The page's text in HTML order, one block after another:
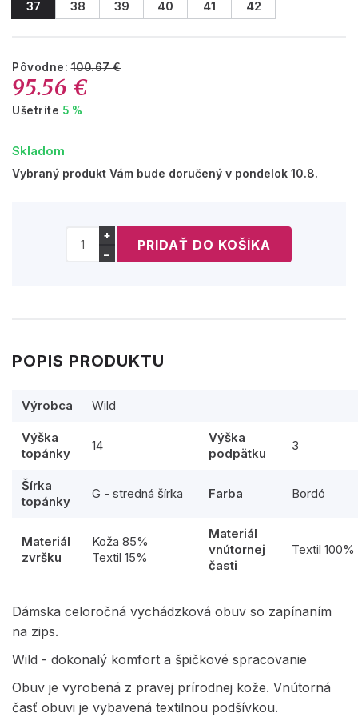
37 38 39 40 41 42
Pôvodne:100.67 €
95.56 €
Ušetríte 5 %
Skladom
Vybraný produkt Vám bude doručený v pondelok 10.8.
+
−
POPIS PRODUKTU
Výrobca Wild
Výška
topánky
14
Výška
podpätku
3
Šírka
topánky
G - stredná šírka Farba Bordó
Materiál
zvršku
Koža 85%
Textil 15%
Materiál
vnútornej
časti
Textil 100%
Dámska celoročná vychádzková obuv so zapínaním
na zips.
Wild - dokonalý komfort a špičkové spracovanie
Obuv je vyrobená z pravej prírodnej kože. Vnútorná
časť obuvi je vybavená textilnou podšívkou.